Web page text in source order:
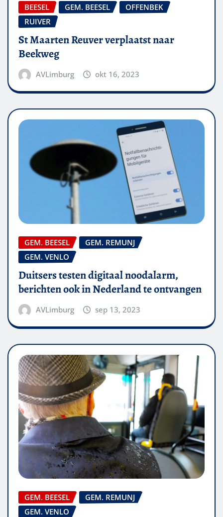
BEESEL GEM. BEESEL
OFFENBEK
RUIVER
St Maarten Reuver verplaatst naar
Beekweg
AVLimburg okt 16, 2023
GEM. BEESEL
GEM. REMUNJ
GEM. VENLO
Duitsers testen digitaal noodalarm,
berichten ook in Nederland te ontvangen
AVLimburg sep 13, 2023
GEM. BEESEL
GEM. REMUNJ
GEM. VENLO